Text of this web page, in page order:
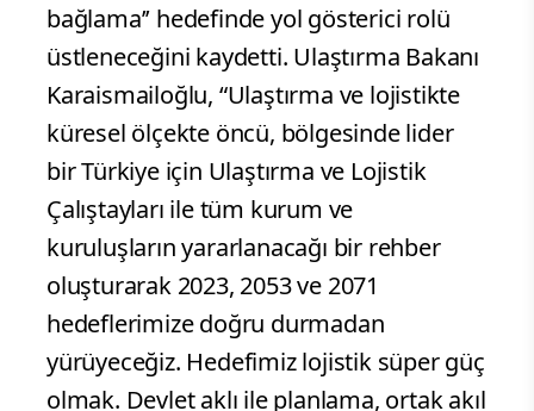
bağlama’’ hedefinde yol gösterici rolü
üstleneceğini kaydetti. Ulaştırma Bakanı
Karaismailoğlu, “Ulaştırma ve lojistikte
küresel ölçekte öncü, bölgesinde lider
bir Türkiye için Ulaştırma ve Lojistik
Çalıştayları ile tüm kurum ve
kuruluşların yararlanacağı bir rehber
oluşturarak 2023, 2053 ve 2071
hedeflerimize doğru durmadan
yürüyeceğiz. Hedefimiz lojistik süper güç
olmak. Devlet aklı ile planlama, ortak akıl